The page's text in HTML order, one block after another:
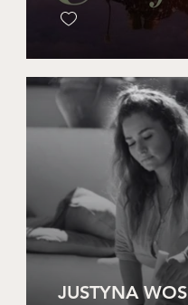
JUSTYNA WOS